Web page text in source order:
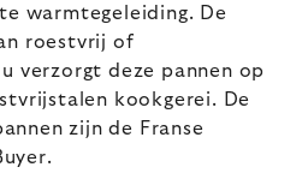
warmtegeleiding. De
roestvrij of
verzorgt deze pannen op
kookgerei. De
zijn de Franse